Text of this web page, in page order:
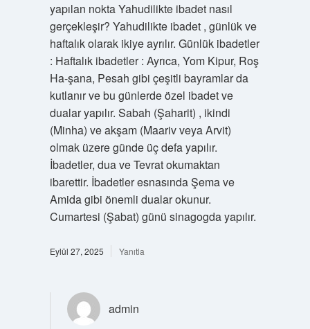
yapılan nokta Yahudilikte ibadet nasıl
gerçekleşir? Yahudilikte ibadet , günlük ve
haftalık olarak ikiye ayrılır. Günlük ibadetler
: Haftalık ibadetler : Ayrıca, Yom Kipur, Roş
Ha-şana, Pesah gibi çeşitli bayramlar da
kutlanır ve bu günlerde özel ibadet ve
dualar yapılır. Sabah (Şaharit) , ikindi
(Minha) ve akşam (Maariv veya Arvit)
olmak üzere günde üç defa yapılır.
İbadetler, dua ve Tevrat okumaktan
ibarettir. İbadetler esnasında Şema ve
Amida gibi önemli dualar okunur.
Cumartesi (Şabat) günü sinagogda yapılır.
Eylül 27, 2025 Yanıtla
admin